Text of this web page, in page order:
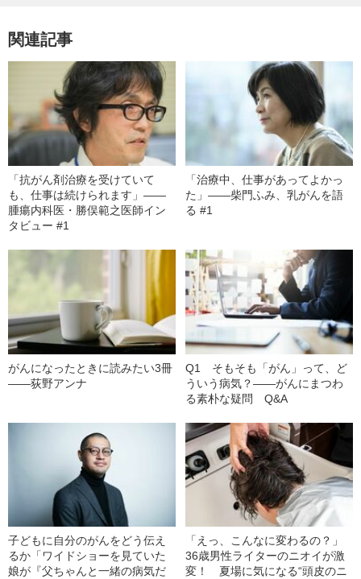
関連記事
「抗がん剤治療を受けていて
も、仕事は続けられます」――
腫瘍内科医・勝俣範之医師イン
タビュー #1
「治療中、仕事があってよかっ
た」——柴門ふみ、乳がんを語
る #1
がんになったときに読みたい3冊
――荻野アンナ
Q1 そもそも「がん」って、ど
ういう病気？――がんにまつわ
る素朴な疑問 Q&A
子どもに自分のがんをどう伝え
るか「ワイドショーを見ていた
娘が『父ちゃんと一緒の病気だ
「えっ、こんなに変わるの？」
36歳男性ライターのニオイが激
変！ 夏場に気になる“頭皮のニ